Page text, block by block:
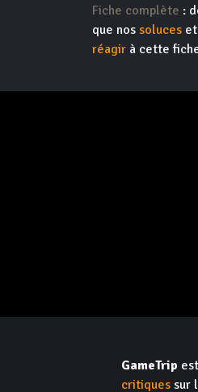
Fiche complète :
que nos soluces
réagir à cette
GameTrip
critiques sur